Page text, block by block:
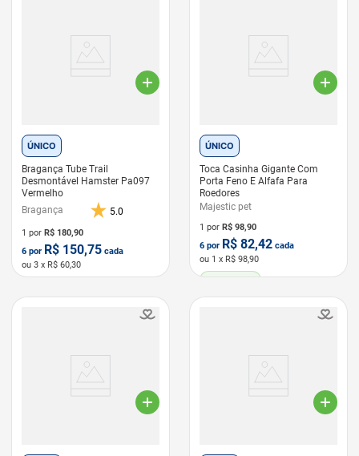
ÚNICO
Bragança Tube Trail
Desmontável Hamster Pa097
Vermelho
Bragança
5.0
1 por R$ 180,90
6 por R$ 150,75 cada
ou 3 x R$ 60,30
ÚNICO
Toca Casinha Gigante Com
Porta Feno E Alfafa Para
Roedores
Majestic pet
1 por R$ 98,90
6 por R$ 82,42 cada
ou 1 x R$ 98,90